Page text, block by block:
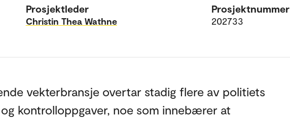
Prosjektleder
Christin Thea Wathne
Prosjektnummer
202733
vekterbransje overtar stadig flere av politiets
kontrolloppgaver, noe som innebærer at